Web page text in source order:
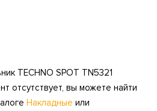
TECHNO SPOT TN5321
отсутствует, вы можете найти
Накладные или